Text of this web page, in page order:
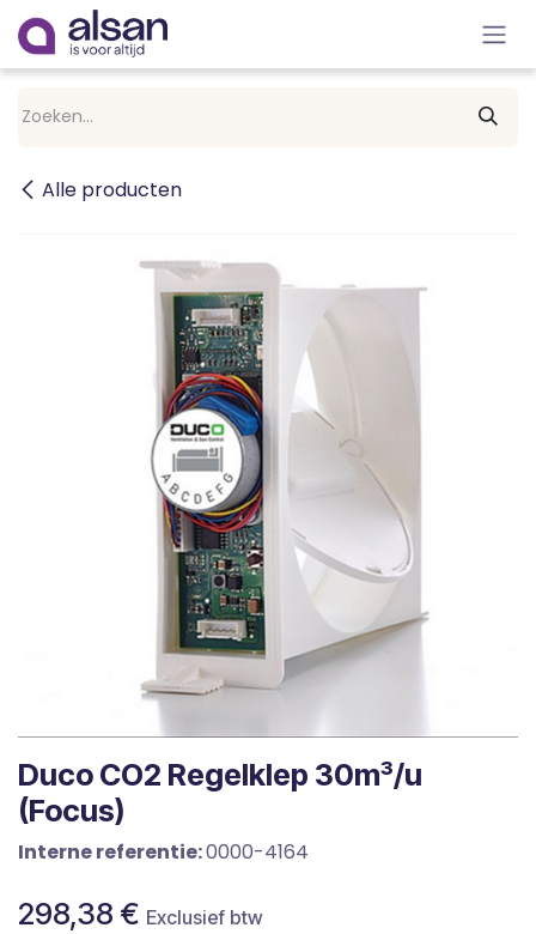
Overslaan naar inhoud
Alle producten
Duco CO2 Regelklep 30m³/u
(Focus)
Interne referentie:0000-4164
298,38 € Exclusief btw